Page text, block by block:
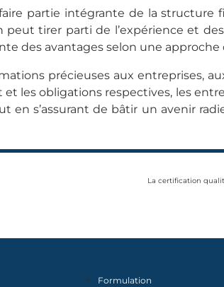
partie intégrante de la structure
tirer parti de l’expérience et
des avantages selon une approche
précieuses aux entreprises,
les obligations respectives, les
en s’assurant de bâtir un avenir
La certification
Formulation